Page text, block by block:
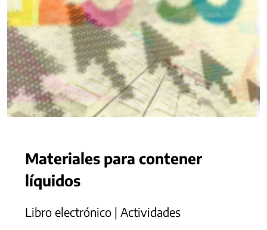
Materiales para contener
líquidos
Libro electrónico | Actividades